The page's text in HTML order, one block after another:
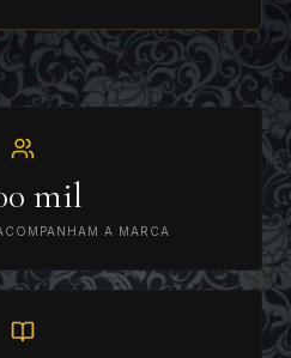
mil
A MARCA